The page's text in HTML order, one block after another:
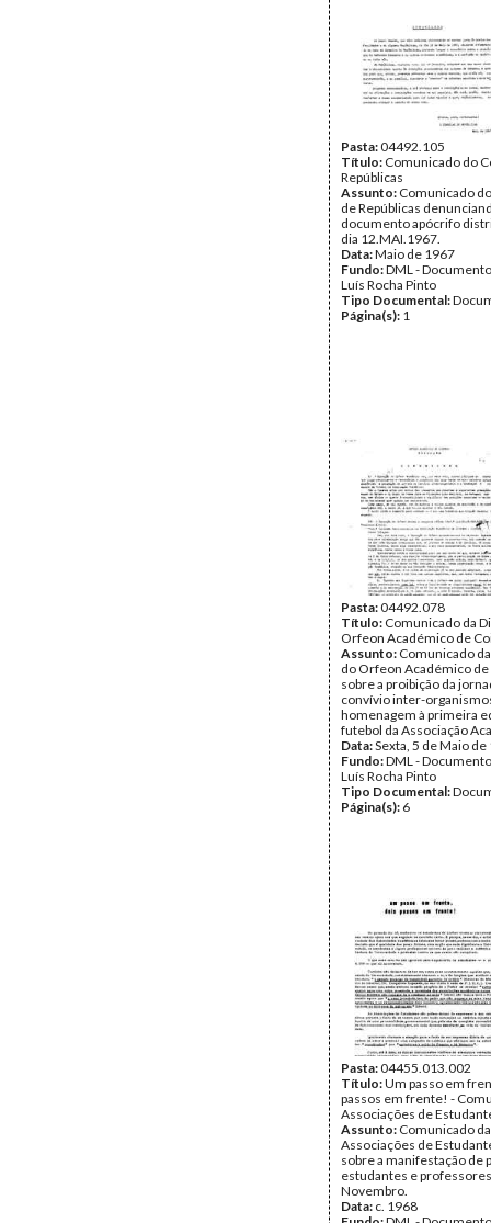
Pasta:04492.105
Título: Comunicado do
Repúblicas
Assunto: Comunicado
de Repúblicas
documento apócrifo
dia 12.MAI.1967.
Data:Maio de 1967
Fundo:DML -
Luís Rocha Pinto
Tipo Documental:
Página(s): 1
Pasta:04492.078
Título: Comunicado da
Orfeon Académico de
Assunto: Comunicado
do Orfeon Académico
sobre a proibição da
convívio inter-
homenagem à primeira
futebol da Associação
Data:Sexta, 5 de Maio de
Fundo:DML -
Luís Rocha Pinto
Tipo Documental:
Página(s): 6
Pasta:04455.013.002
Título:Um passo em
passos em frente! -
Associações de
Assunto: Comunicado
Associações de
sobre a manifestação de
estudantes e
Novembro.
Data: c. 1968